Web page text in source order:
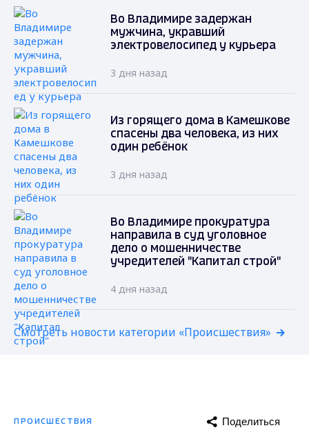
Во Владимире задержан
мужчина, укравший
электровелосипед у курьера
3 дня назад
Из горящего дома в Камешкове
спасены два человека, из них
один ребёнок
3 дня назад
Во Владимире прокуратура
направила в суд уголовное
дело о мошенничестве
учредителей "Капитал строй"
4 дня назад
Смотреть новости категории «Происшествия»
ПРОИСШЕСТВИЯ Поделиться